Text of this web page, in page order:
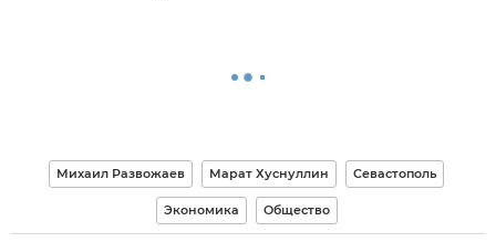
Михаил Развожаев Марат Хуснуллин Севастополь
Экономика Общество